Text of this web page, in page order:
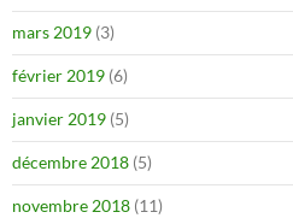
mars 2019 (3)
février 2019 (6)
janvier 2019 (5)
décembre 2018 (5)
novembre 2018 (11)